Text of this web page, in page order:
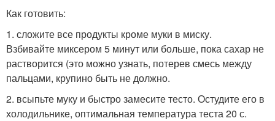
Как готовить:
1. сложите все продукты кроме муки в миску.
Взбивайте миксером 5 минут или больше, пока сахар не
растворится (это можно узнать, потерев смесь между
пальцами, крупино быть не должно.
2. всыпьте муку и быстро замесите тесто. Остудите его в
холодильнике, оптимальная температура теста 20 с.